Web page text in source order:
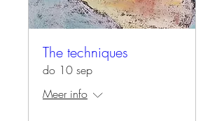
The techniques
do 10 sep
Meer info